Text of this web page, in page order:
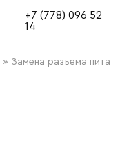
+7 (778) 096 52
14
» Замена разъема